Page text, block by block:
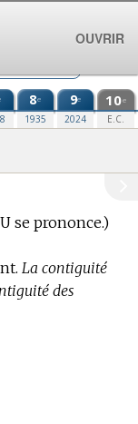
8e
1935
9e
2024
10e
E.C.
se prononce.)
La contiguité
des
OUVRIR